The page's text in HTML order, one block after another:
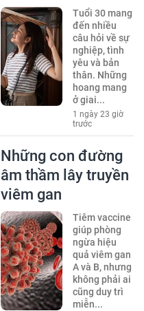
Tuổi 30 mang
đến nhiều
câu hỏi về sự
nghiệp, tình
yêu và bản
thân. Những
hoang mang
ở giai...
1 ngày 23 giờ
trước
Những con đường
âm thầm lây truyền
viêm gan
Tiêm vaccine
giúp phòng
ngừa hiệu
quả viêm gan
A và B, nhưng
không phải ai
cũng duy trì
miễn...